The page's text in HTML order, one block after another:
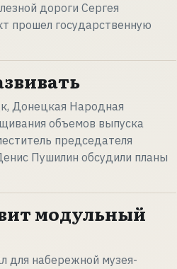
дороги Сергея
прошел государственную
Донецкая Народная
объемов выпуска
председателя
Пушилин обсудили планы
модульный
для набережной музея-